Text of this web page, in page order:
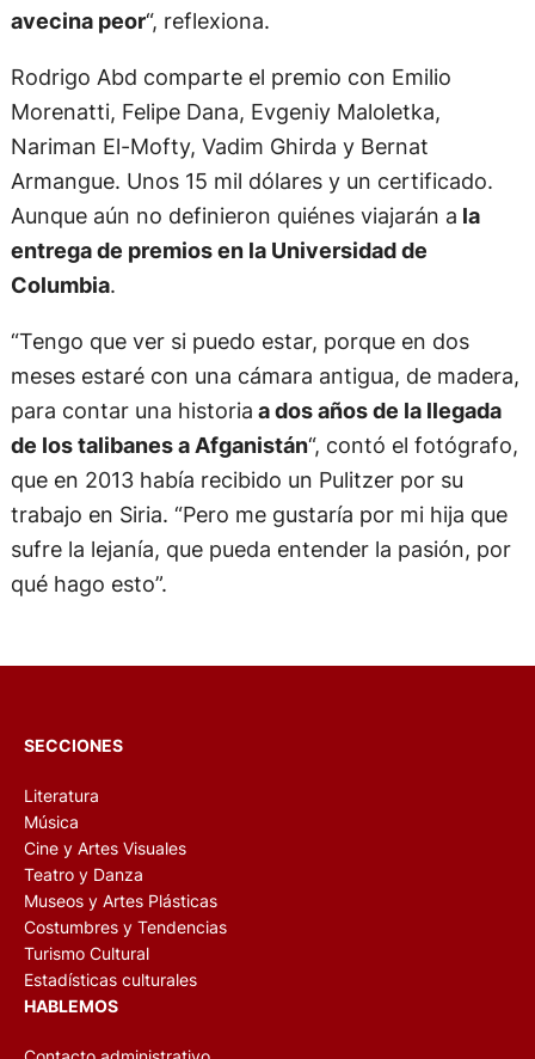
avecina peor“, reflexiona.
Rodrigo Abd comparte el premio con Emilio
Morenatti, Felipe Dana, Evgeniy Maloletka,
Nariman El-Mofty, Vadim Ghirda y Bernat
Armangue. Unos 15 mil dólares y un certificado.
Aunque aún no definieron quiénes viajarán a la
entrega de premios en la Universidad de
Columbia.
“Tengo que ver si puedo estar, porque en dos
meses estaré con una cámara antigua, de madera,
para contar una historia a dos años de la llegada
de los talibanes a Afganistán“, contó el fotógrafo,
que en 2013 había recibido un Pulitzer por su
trabajo en Siria. “Pero me gustaría por mi hija que
sufre la lejanía, que pueda entender la pasión, por
qué hago esto”.
SECCIONES
Literatura
Música
Cine y Artes Visuales
Teatro y Danza
Museos y Artes Plásticas
Costumbres y Tendencias
Turismo Cultural
Estadísticas culturales
HABLEMOS